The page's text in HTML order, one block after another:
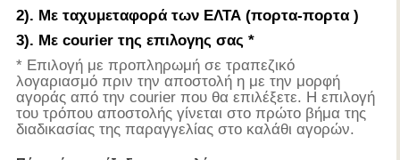
2). Με ταχυμεταφορά των ΕΛΤΑ (πορτα-πορτα )
3). Με courier της επιλογης σας *
* Επιλογή με προπληρωμή σε τραπεζικό
λογαριασμό πριν την αποστολή η με την μορφή
αγοράς από την courier που θα επιλέξετε. Η επιλογή
του τρόπου αποστολής γίνεται στο πρώτο βήμα της
διαδικασίας της παραγγελίας στο καλάθι αγορών.